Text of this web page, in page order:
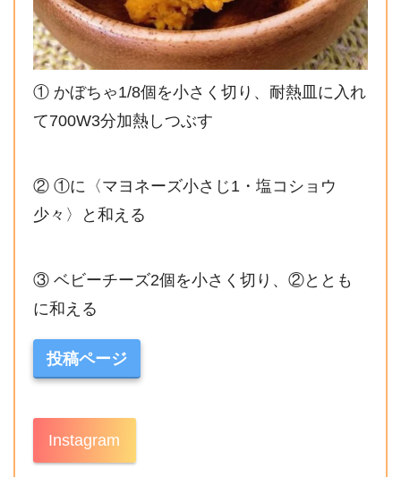
① かぼちゃ1/8個を小さく切り、耐熱皿に入れ
て700W3分加熱しつぶす
② ①に〈マヨネーズ小さじ1・塩コショウ
少々〉と和える
③ ベビーチーズ2個を小さく切り、②ととも
に和える
投稿ページ
Instagram